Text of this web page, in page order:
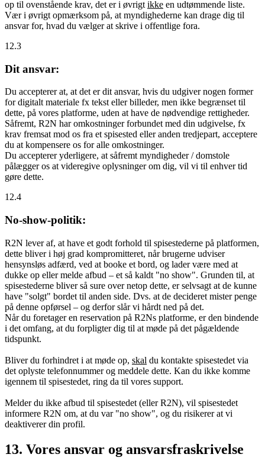
op til ovenstående krav, det er i øvrigt ikke en udtømmende liste.
Vær i øvrigt opmærksom på, at myndighederne kan drage dig til
ansvar for, hvad du vælger at skrive i offentlige fora.
12.3
Dit ansvar:
Du accepterer at, at det er dit ansvar, hvis du udgiver nogen former
for digitalt materiale fx tekst eller billeder, men ikke begrænset til
dette, på vores platforme, uden at have de nødvendige rettigheder.
Såfremt, R2N har omkostninger forbundet med din udgivelse, fx
krav fremsat mod os fra et spisested eller anden tredjepart, acceptere
du at kompensere os for alle omkostninger.
Du accepterer yderligere, at såfremt myndigheder / domstole
pålægger os at videregive oplysninger om dig, vil vi til enhver tid
gøre dette.
12.4
No-show-politik:
R2N lever af, at have et godt forhold til spisestederne på platformen,
dette bliver i høj grad kompromitteret, når brugerne udviser
hensynsløs adfærd, ved at booke et bord, og lader være med at
dukke op eller melde afbud – et så kaldt "no show". Grunden til, at
spisestederne bliver så sure over netop dette, er selvsagt at de kunne
have "solgt" bordet til anden side. Dvs. at de decideret mister penge
på denne opførsel – og derfor slår vi hårdt ned på det.
Når du foretager en reservation på R2Ns platforme, er den bindende
i det omfang, at du forpligter dig til at møde på det pågældende
tidspunkt.
Bliver du forhindret i at møde op, skal du kontakte spisestedet via
det oplyste telefonnummer og meddele dette. Kan du ikke komme
igennem til spisestedet, ring da til vores support.
Melder du ikke afbud til spisestedet (eller R2N), vil spisestedet
informere R2N om, at du var "no show", og du risikerer at vi
deaktiverer din profil.
13. Vores ansvar og ansvarsfraskrivelse